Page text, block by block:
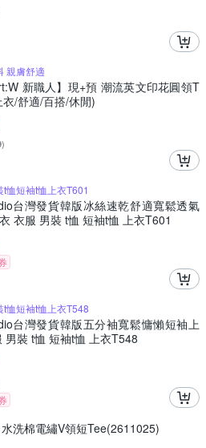
親膚舒適
新職人】現+預 潮流英文印花圓領T
/舒適/百搭/休閒)
)
t恤短袖t恤上衣T601
台灣發貨韓版冰絲速乾舒適寬鬆透氣
衣服 男裝 t恤 短袖t恤 上衣T601
t恤短袖t恤上衣T548
台灣發貨韓版五分袖寬鬆慵懶短袖上
男裝 t恤 短袖t恤 上衣T548
洗棉電繡V領短Tee(2611025)